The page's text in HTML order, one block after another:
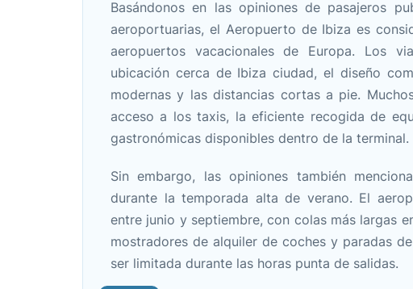
Basándonos en las opiniones de pasajeros
aeroportuarias, el Aeropuerto de Ibiza es
aeropuertos vacacionales de Europa. Los
ubicación cerca de Ibiza ciudad, el diseño
modernas y las distancias cortas a pie.
acceso a los taxis, la eficiente recogida de
gastronómicas disponibles dentro de la terminal.
Sin embargo, las opiniones también
durante la temporada alta de verano. El
entre junio y septiembre, con colas más largas
mostradores de alquiler de coches y paradas
ser limitada durante las horas punta de salidas.